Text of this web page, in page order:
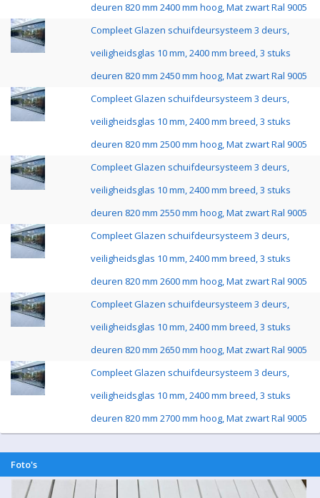
deuren 820 mm 2400 mm hoog, Mat zwart Ral 9005
Compleet Glazen schuifdeursysteem 3 deurs,
veiligheidsglas 10 mm, 2400 mm breed, 3 stuks
deuren 820 mm 2450 mm hoog, Mat zwart Ral 9005
Compleet Glazen schuifdeursysteem 3 deurs,
veiligheidsglas 10 mm, 2400 mm breed, 3 stuks
deuren 820 mm 2500 mm hoog, Mat zwart Ral 9005
Compleet Glazen schuifdeursysteem 3 deurs,
veiligheidsglas 10 mm, 2400 mm breed, 3 stuks
deuren 820 mm 2550 mm hoog, Mat zwart Ral 9005
Compleet Glazen schuifdeursysteem 3 deurs,
veiligheidsglas 10 mm, 2400 mm breed, 3 stuks
deuren 820 mm 2600 mm hoog, Mat zwart Ral 9005
Compleet Glazen schuifdeursysteem 3 deurs,
veiligheidsglas 10 mm, 2400 mm breed, 3 stuks
deuren 820 mm 2650 mm hoog, Mat zwart Ral 9005
Compleet Glazen schuifdeursysteem 3 deurs,
veiligheidsglas 10 mm, 2400 mm breed, 3 stuks
deuren 820 mm 2700 mm hoog, Mat zwart Ral 9005
Foto's